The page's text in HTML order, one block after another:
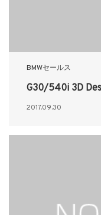
BMWセールス
G30/540i 3D
2017.09.30